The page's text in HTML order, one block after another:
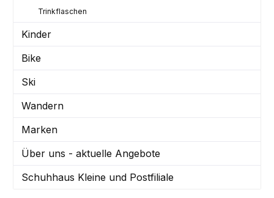
Trinkflaschen
Kinder
Bike
Ski
Wandern
Marken
Über uns - aktuelle Angebote
Schuhhaus Kleine und Postfiliale